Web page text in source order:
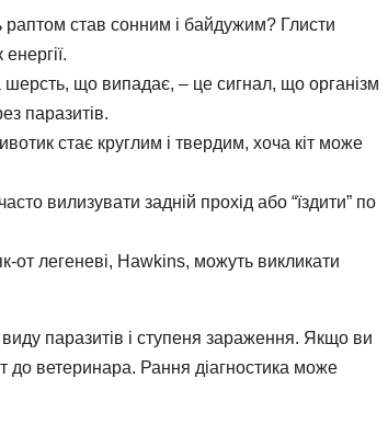
став сонним і байдужим? Глисти
що випадає, – це сигнал, що організм
паразитів.
стає круглим і твердим, хоча кіт може
вилизувати задній прохід або “їздити” по
от легеневі, Hawkins, можуть викликати
паразитів і ступеня зараження. Якщо ви
до ветеринара. Рання діагностика може